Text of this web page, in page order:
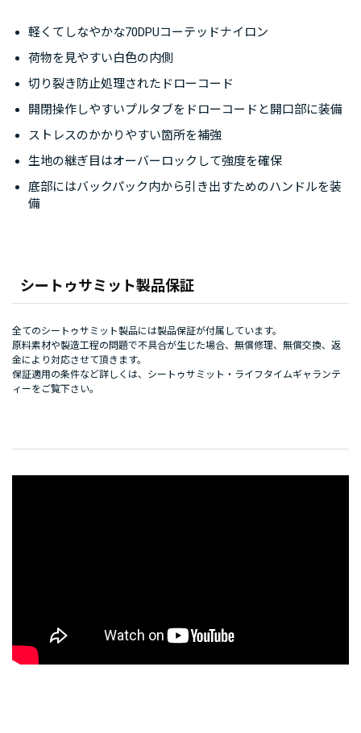
シートゥサミット製品保証
全てのシートゥサミット製品には製品保証が付属しています。
原料素材や製造工程の問題で不具合が生じた場合、無償修理、無償交換、返
金により対応させて頂きます。
保証適用の条件など詳しくは、 シートゥサミット・ライフタイムギャランテ
ィーをご覧下さい。
軽くてしなやかな70DPUコーテッドナイロン
荷物を見やすい白色の内側
切り裂き防止処理されたドローコード
開閉操作しやすいプルタブをドローコードと開口部に装備
ストレスのかかりやすい箇所を補強
生地の継ぎ目はオーバーロックして強度を確保
底部にはバックパック内から引き出すためのハンドルを装
備